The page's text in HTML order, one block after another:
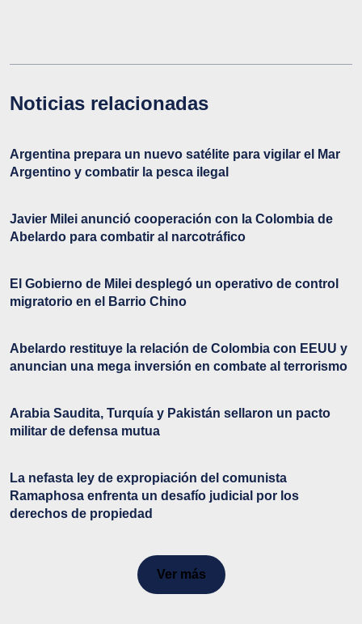
Noticias relacionadas
Argentina prepara un nuevo satélite para vigilar el Mar
Argentino y combatir la pesca ilegal
Javier Milei anunció cooperación con la Colombia de
Abelardo para combatir al narcotráfico
El Gobierno de Milei desplegó un operativo de control
migratorio en el Barrio Chino
Abelardo restituye la relación de Colombia con EEUU y
anuncian una mega inversión en combate al terrorismo
Arabia Saudita, Turquía y Pakistán sellaron un pacto
militar de defensa mutua
La nefasta ley de expropiación del comunista
Ramaphosa enfrenta un desafío judicial por los
derechos de propiedad
Ver más